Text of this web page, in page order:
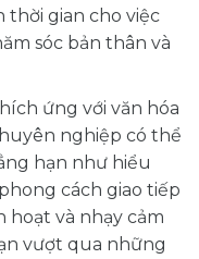
thời gian cho việc
sóc bản thân và
ứng với văn hóa
nghiệp có thể
hạn như hiểu
cách giao tiếp
hoạt và nhạy cảm
vượt qua những